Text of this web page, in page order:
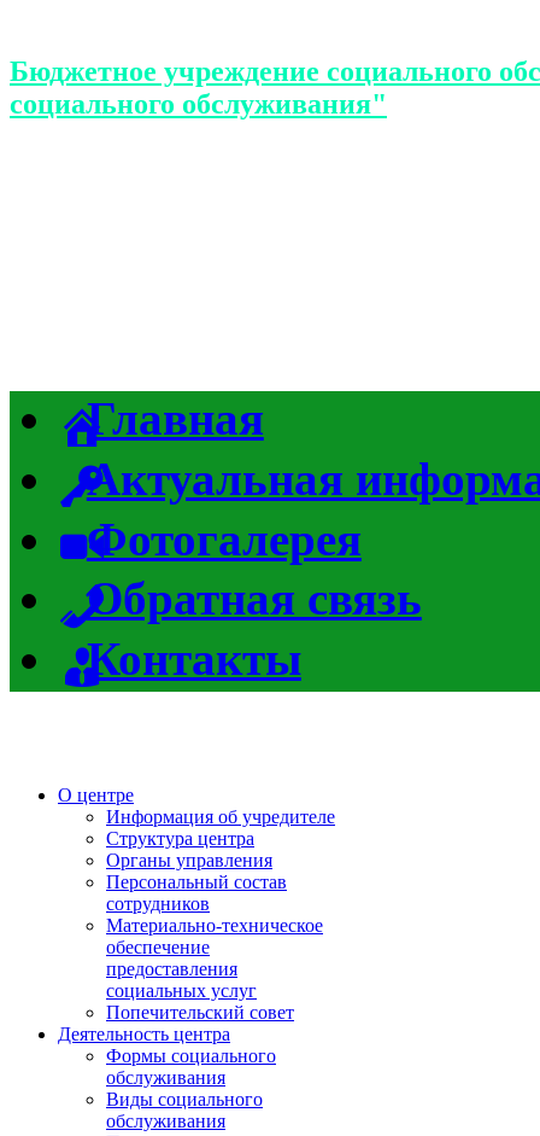
Бюджетное учреждение социального
социального обслуживания"
Главная
Актуальная
Фотогалерея
Обратная связь
Контакты
О центре
Информация об учредителе
Структура центра
Органы управления
Персональный состав
сотрудников
Материально-техническое
обеспечение
предоставления
социальных услуг
Попечительский совет
Деятельность центра
Формы социального
обслуживания
Виды социального
обслуживания